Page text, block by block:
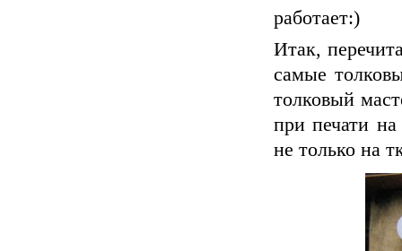
работает:)
Итак,
самые
толковый
при печати
не только на